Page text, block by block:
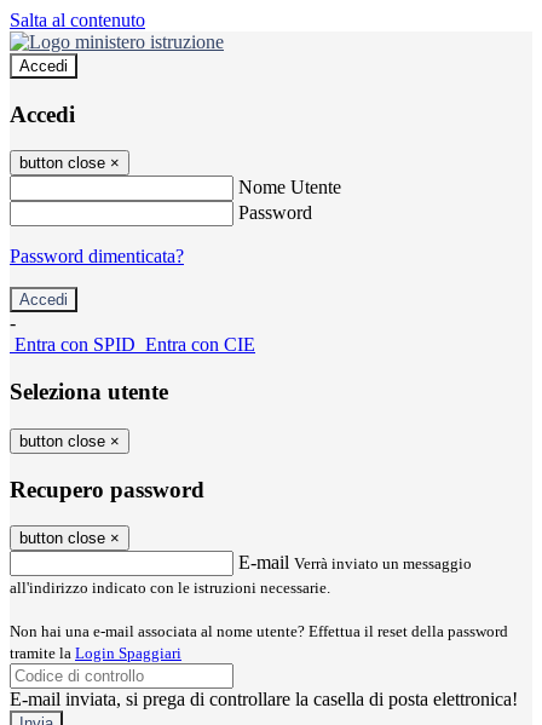
Salta al contenuto
Accedi
Accedi
button close ×
Nome Utente
Password
Password dimenticata?
-
Entra con SPID Entra con CIE
Seleziona utente
button close ×
Recupero password
button close ×
E-mail Verrà inviato un messaggio
all'indirizzo indicato con le istruzioni necessarie.
Non hai una e-mail associata al nome utente? Effettua il reset della password
tramite la Login Spaggiari
E-mail inviata, si prega di controllare la casella di posta elettronica!